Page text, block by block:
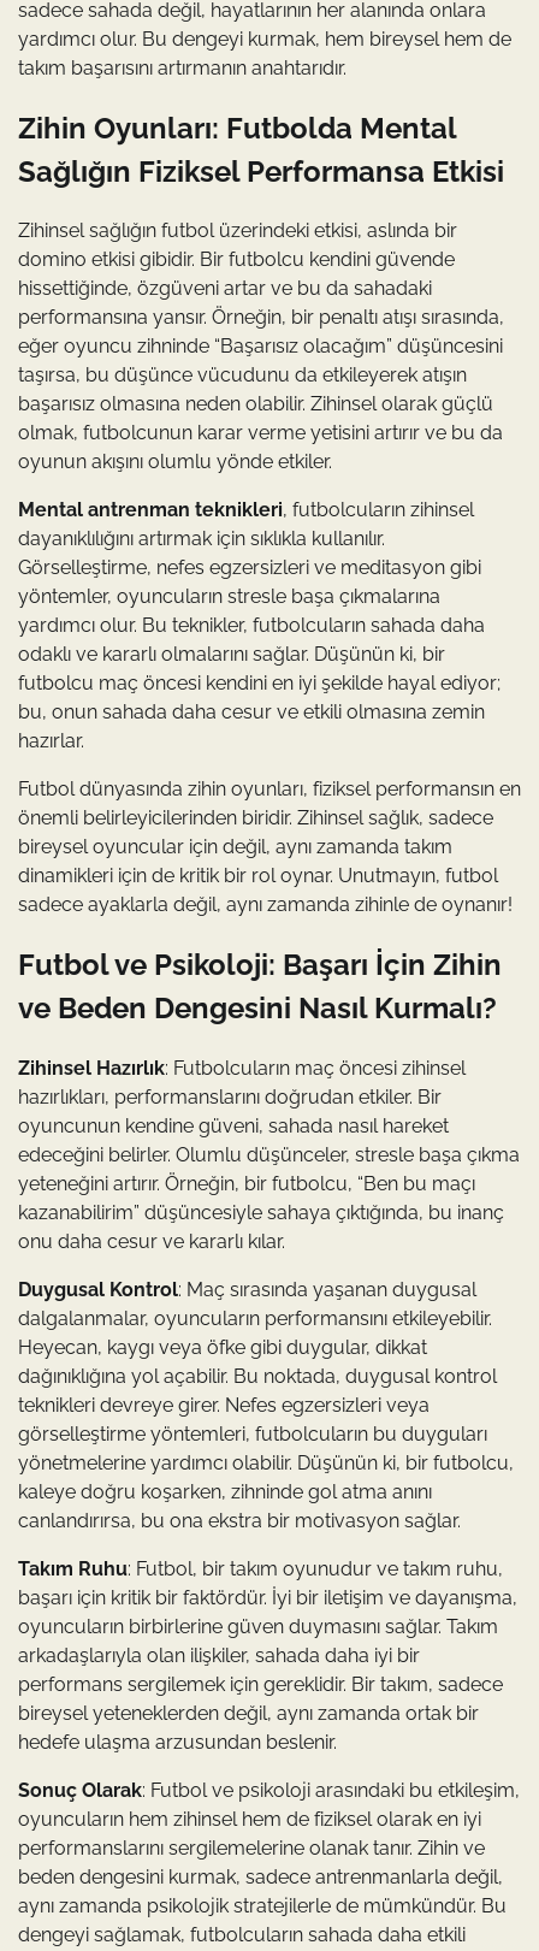
sadece sahada değil, hayatlarının her alanında onlara
yardımcı olur. Bu dengeyi kurmak, hem bireysel hem de
takım başarısını artırmanın anahtarıdır.
Zihin Oyunları: Futbolda Mental
Sağlığın Fiziksel Performansa Etkisi
Zihinsel sağlığın futbol üzerindeki etkisi, aslında bir
domino etkisi gibidir. Bir futbolcu kendini güvende
hissettiğinde, özgüveni artar ve bu da sahadaki
performansına yansır. Örneğin, bir penaltı atışı sırasında,
eğer oyuncu zihninde “Başarısız olacağım” düşüncesini
taşırsa, bu düşünce vücudunu da etkileyerek atışın
başarısız olmasına neden olabilir. Zihinsel olarak güçlü
olmak, futbolcunun karar verme yetisini artırır ve bu da
oyunun akışını olumlu yönde etkiler.
Mental antrenman teknikleri, futbolcuların zihinsel
dayanıklılığını artırmak için sıklıkla kullanılır.
Görselleştirme, nefes egzersizleri ve meditasyon gibi
yöntemler, oyuncuların stresle başa çıkmalarına
yardımcı olur. Bu teknikler, futbolcuların sahada daha
odaklı ve kararlı olmalarını sağlar. Düşünün ki, bir
futbolcu maç öncesi kendini en iyi şekilde hayal ediyor;
bu, onun sahada daha cesur ve etkili olmasına zemin
hazırlar.
Futbol dünyasında zihin oyunları, fiziksel performansın en
önemli belirleyicilerinden biridir. Zihinsel sağlık, sadece
bireysel oyuncular için değil, aynı zamanda takım
dinamikleri için de kritik bir rol oynar. Unutmayın, futbol
sadece ayaklarla değil, aynı zamanda zihinle de oynanır!
Futbol ve Psikoloji: Başarı İçin Zihin
ve Beden Dengesini Nasıl Kurmalı?
Zihinsel Hazırlık: Futbolcuların maç öncesi zihinsel
hazırlıkları, performanslarını doğrudan etkiler. Bir
oyuncunun kendine güveni, sahada nasıl hareket
edeceğini belirler. Olumlu düşünceler, stresle başa çıkma
yeteneğini artırır. Örneğin, bir futbolcu, “Ben bu maçı
kazanabilirim” düşüncesiyle sahaya çıktığında, bu inanç
onu daha cesur ve kararlı kılar.
Duygusal Kontrol: Maç sırasında yaşanan duygusal
dalgalanmalar, oyuncuların performansını etkileyebilir.
Heyecan, kaygı veya öfke gibi duygular, dikkat
dağınıklığına yol açabilir. Bu noktada, duygusal kontrol
teknikleri devreye girer. Nefes egzersizleri veya
görselleştirme yöntemleri, futbolcuların bu duyguları
yönetmelerine yardımcı olabilir. Düşünün ki, bir futbolcu,
kaleye doğru koşarken, zihninde gol atma anını
canlandırırsa, bu ona ekstra bir motivasyon sağlar.
Takım Ruhu: Futbol, bir takım oyunudur ve takım ruhu,
başarı için kritik bir faktördür. İyi bir iletişim ve dayanışma,
oyuncuların birbirlerine güven duymasını sağlar. Takım
arkadaşlarıyla olan ilişkiler, sahada daha iyi bir
performans sergilemek için gereklidir. Bir takım, sadece
bireysel yeteneklerden değil, aynı zamanda ortak bir
hedefe ulaşma arzusundan beslenir.
Sonuç Olarak: Futbol ve psikoloji arasındaki bu etkileşim,
oyuncuların hem zihinsel hem de fiziksel olarak en iyi
performanslarını sergilemelerine olanak tanır. Zihin ve
beden dengesini kurmak, sadece antrenmanlarla değil,
aynı zamanda psikolojik stratejilerle de mümkündür. Bu
dengeyi sağlamak, futbolcuların sahada daha etkili